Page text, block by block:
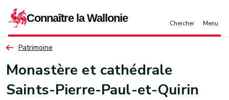
Patrimoine
Monastère et cathédrale
Saints-Pierre-Paul-et-Quirin